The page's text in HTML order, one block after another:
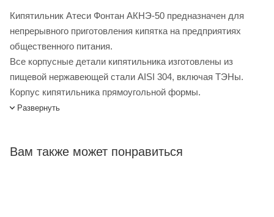
Кипятильник Атеси Фонтан АКНЭ-50 предназначен для
непрерывного приготовления кипятка на предприятиях
общественного питания.
Все корпусные детали кипятильника изготовлены из
пищевой нержавеющей стали AISI 304, включая ТЭНы.
Корпус кипятильника прямоугольной формы.
В кипятильном сосуде расположено три ТЭНа мощностью
Развернуть
Вам также может понравиться